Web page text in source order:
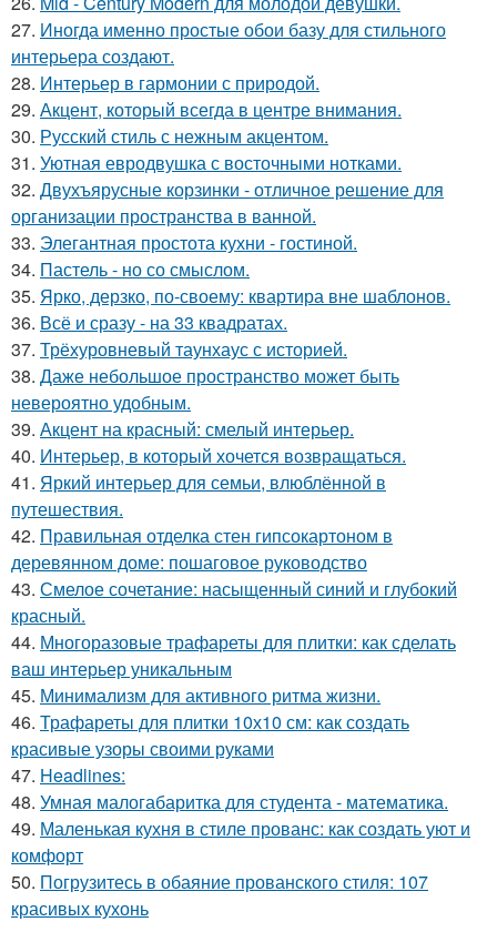
27. Иногда именно простые обои базу для стильного
интерьера создают.
28. Интерьер в гармонии с природой.
29. Акцент, который всегда в центре внимания.
30. Русский стиль с нежным акцентом.
31. Уютная евродвушка с восточными нотками.
32. Двухъярусные корзинки - отличное решение для
организации пространства в ванной.
33. Элегантная простота кухни - гостиной.
34. Пастель - но со смыслом.
35. Ярко, дерзко, по-своему: квартира вне шаблонов.
36. Всё и сразу - на 33 квадратах.
37. Трёхуровневый таунхаус с историей.
38. Даже небольшое пространство может быть
невероятно удобным.
39. Акцент на красный: смелый интерьер.
40. Интерьер, в который хочется возвращаться.
41. Яркий интерьер для семьи, влюблённой в
путешествия.
42. Правильная отделка стен гипсокартоном в
деревянном доме: пошаговое руководство
43. Смелое сочетание: насыщенный синий и глубокий
красный.
44. Многоразовые трафареты для плитки: как сделать
ваш интерьер уникальным
45. Минимализм для активного ритма жизни.
46. Трафареты для плитки 10х10 см: как создать
красивые узоры своими руками
47. Headlines:
48. Умная малогабаритка для студента - математика.
49. Маленькая кухня в стиле прованс: как создать уют и
комфорт
50. Погрузитесь в обаяние прованского стиля: 107
красивых кухонь